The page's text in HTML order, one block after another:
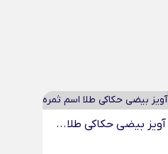
دستبند طلا چرم مردانه...